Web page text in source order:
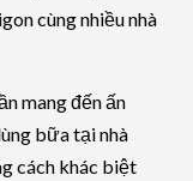
cùng nhiều nhà
mang đến ấn
bữa tại nhà
cách khác biệt